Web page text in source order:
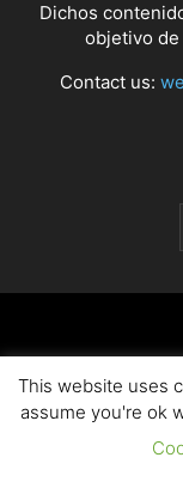
Dichos
objetivo de
Contact us:
Colaborar en el
This website uses
assume you're ok